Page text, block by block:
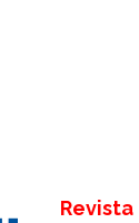
Revista